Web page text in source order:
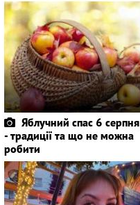
Яблучний спас 6 серпня
- традиції та що не можна
робити